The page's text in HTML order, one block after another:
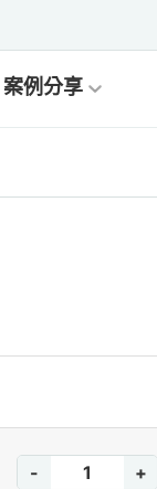
案例分享
- +